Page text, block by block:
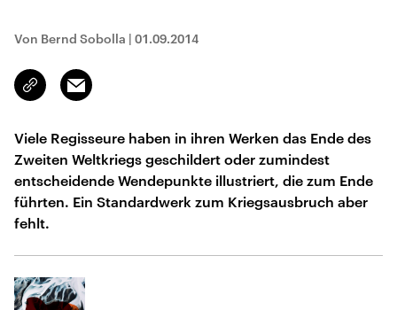
Von Bernd Sobolla | 01.09.2014
Link
kopieren/teilen
Email
Viele Regisseure haben in ihren Werken das Ende des
Zweiten Weltkriegs geschildert oder zumindest
entscheidende Wendepunkte illustriert, die zum Ende
führten. Ein Standardwerk zum Kriegsausbruch aber
fehlt.